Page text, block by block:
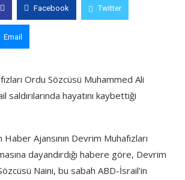
Facebook Twitter
Email
Ordu Sözcüsü Muhammed Ali
saldırılarında hayatını kaybettiği
Ajansının Devrim Muhafızları
dayandırdığı habere göre, Devrim
Naini, bu sabah ABD-İsrail’in